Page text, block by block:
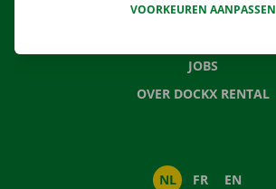
NIEUWS
JOBS
OVER DOCKX RENTAL
NL FR EN
VOORKEUREN AANPASSEN